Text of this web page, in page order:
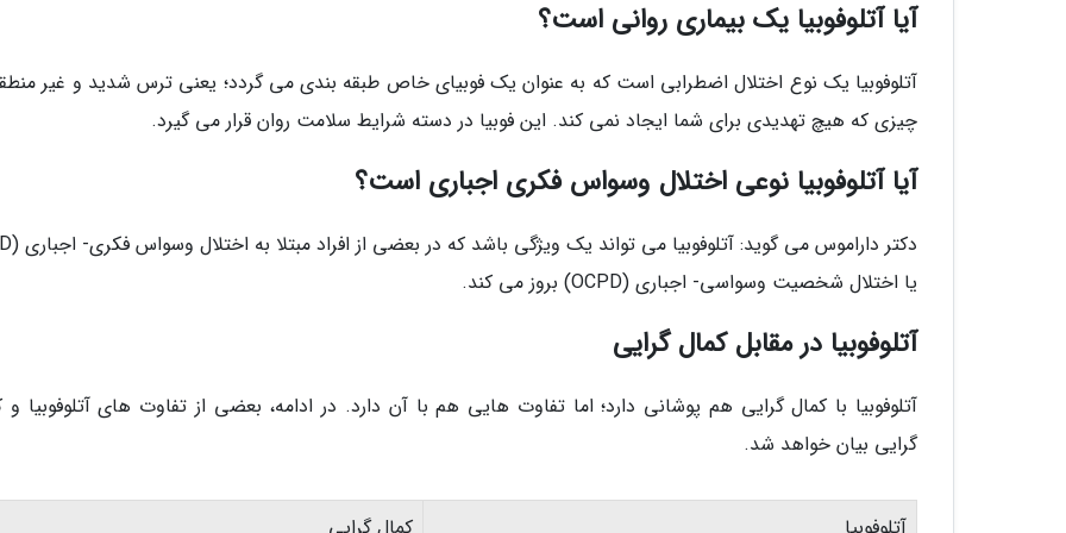
آیا آتلوفوبیا یک بیماری روانی است؟
آتلوفوبیا یک نوع اختلال اضطرابی است که به عنوان یک فوبیای خاص طبقه بندی می گردد؛ یعنی ترس شدید و غیر
چیزی که هیچ تهدیدی برای شما ایجاد نمی کند. این فوبیا در دسته شرایط سلامت روان قرار می گیرد.
آیا آتلوفوبیا نوعی اختلال وسواس فکری اجباری است؟
یا اختلال شخصیت وسواسی- اجباری (OCPD) بروز می کند.
آتلوفوبیا در مقابل کمال گرایی
آتلوفوبیا با کمال گرایی هم پوشانی دارد؛ اما تفاوت هایی هم با آن دارد. در ادامه، بعضی از تفاوت های آتلوفوبیا و
گرایی بیان خواهد شد.